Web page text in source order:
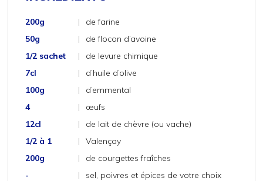
200g |
de farine
50g
|
de flocon d’avoine
1/2 sachet
|
de levure chimique
7cl
|
d’huile d’olive
100g
|
d’emmental
4
|
œufs
12cl
|
de lait de chèvre (ou vache)
1/2 à 1
|
Valençay
200g
|
de courgettes fraîches
-
| sel, poivres et épices de votre choix